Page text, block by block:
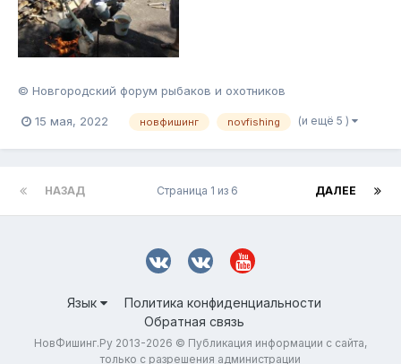
© Новгородский форум рыбаков и охотников
15 мая, 2022 новфишинг novfishing (и ещё 5 )
НАЗАД ДАЛЕЕ
Страница 1 из 6
Язык
Политика конфиденциальности
Обратная связь
НовФишинг.Ру 2013-2026 © Публикация информации с сайта,
только с разрешения администрации